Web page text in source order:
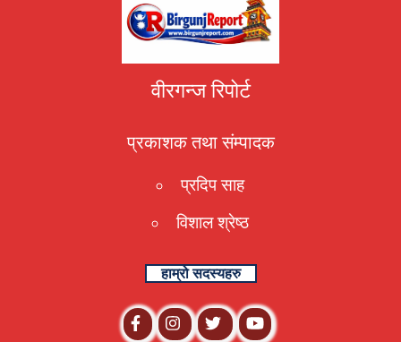
वीरगन्ज रिपोर्ट
प्रकाशक तथा संम्पादक
प्रदिप साह
विशाल श्रेष्ठ
हाम्रो सदस्यहरु